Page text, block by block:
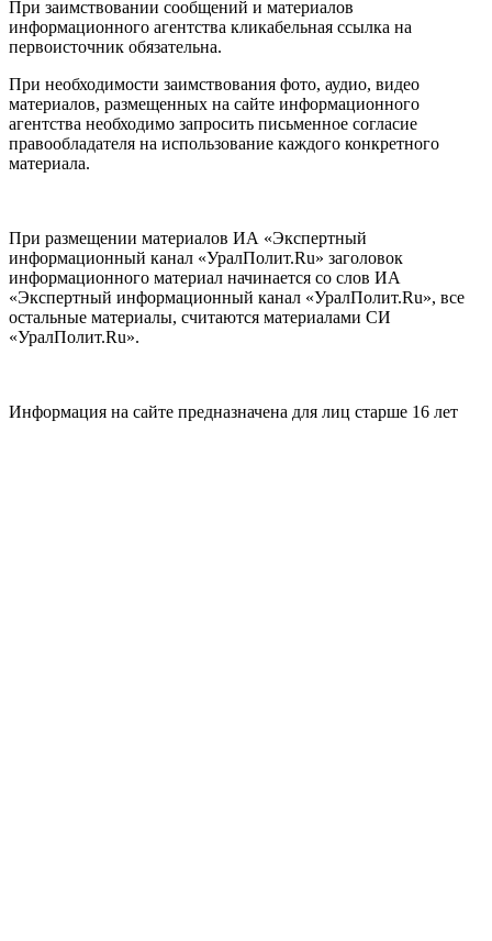
При заимствовании сообщений и материалов
информационного агентства кликабельная ссылка на
первоисточник обязательна.
При необходимости заимствования фото, аудио, видео
материалов, размещенных на сайте информационного
агентства необходимо запросить письменное согласие
правообладателя на использование каждого конкретного
материала.
При размещении материалов ИА «Экспертный
информационный канал «УралПолит.Ru» заголовок
информационного материал начинается со слов ИА
«Экспертный информационный канал «УралПолит.Ru», все
остальные материалы, считаются материалами СИ
«УралПолит.Ru».
Информация на сайте предназначена для лиц старше 16 лет